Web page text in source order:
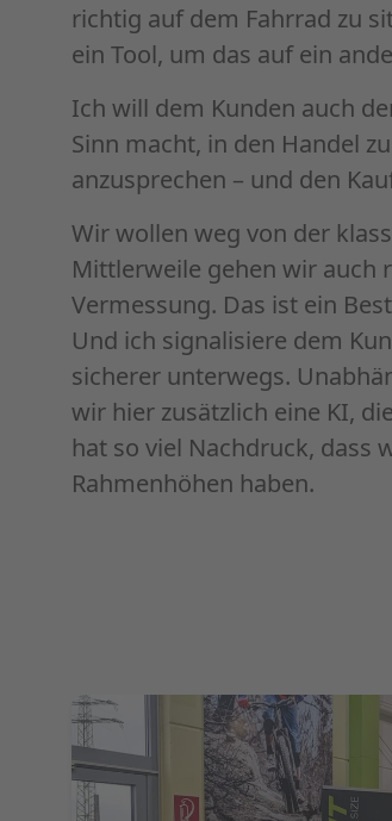
richtig auf dem Fahrrad zu
ein Tool, um das auf ein
Ich will dem Kunden auch
Sinn macht, in den Handel
anzusprechen – und den
Wir wollen weg von der
Mittlerweile gehen wir auch
Vermessung. Das ist ein
Und ich signalisiere dem
sicherer unterwegs.
wir hier zusätzlich eine KI,
hat so viel Nachdruck, dass
Rahmenhöhen haben.